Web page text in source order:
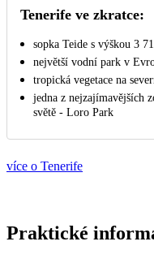
Tenerife ve zkratce:
sopka Teide s výškou 3
největší vodní park v
tropická vegetace na
jedna z nejzajímavějších
světě - Loro Park
více o Tenerife
Praktické